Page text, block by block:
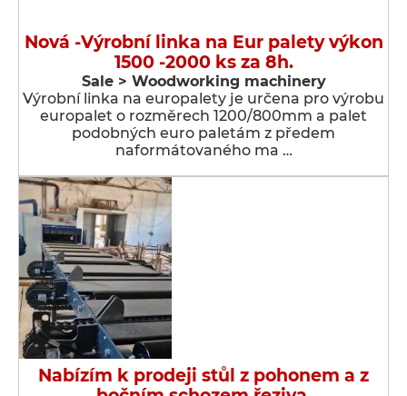
Nová -Výrobní linka na Eur palety výkon
1500 -2000 ks za 8h.
Sale > Woodworking machinery
Výrobní linka na europalety je určena pro výrobu
europalet o rozměrech 1200/800mm a palet
podobných euro paletám z předem
naformátovaného ma …
Nabízím k prodeji stůl z pohonem a z